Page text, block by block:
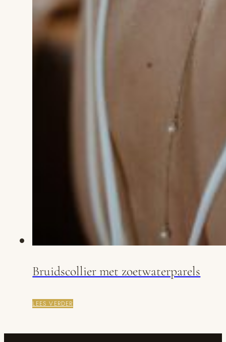
Bruidscollier met zoetwaterparels
LEES VERDER